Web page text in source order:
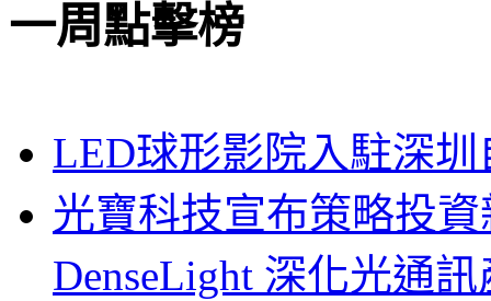
一周點擊榜
LED球形影院入駐深
光寶科技宣布策略投
DenseLight 深化光通